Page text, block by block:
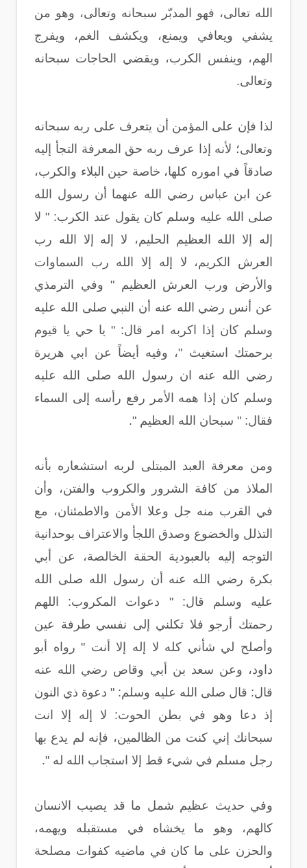
الله تعالى، فهو المدبّر سبحانه وتعالى، وهو من
يشفي ويعافي ويمنع، ويكشف الغم، ويفرج
الهم، وينفس الكرب، ويقضي الحاجات سبحانه
وتعالى.
لذا فإن على المؤمن أن يتعرف على ربه سبحانه
وتعالى؛ لأنه إذا عرف ربه حق المعرفة التجأ إليه
صادقاً في اموره كلها، خاصة حين البلاء والكرب،
عن ابن عباس رضي الله عنهما أن رسول الله
صلى الله عليه وسلم كان يقول عند الكرب: " لا
إله إلا الله العظيم الحليم، لا إله إلا الله رب
العرش الكريم، لا إله إلا الله رب السماوات
والأرض ورب العرش العظيم " وفي الترمذي
عن أنس رضي الله عنه أن النبي صلى الله عليه
وسلم كان إذا اكربه امر قال: " يا حي يا قيوم
برحمتك استغيث "، وفيه أيضاً عن ابي هريرة
رضي الله عنه ان رسول الله صلى الله عليه
وسلم كان إذا همه الأمر رفع رأسه إلى السماء
فقال: " سبحان الله العظيم ".
ومن معرفة العبد المبتلى لربه استشعاره بأنه
الملاذ من كافة الشرور والكروب والفتن، وأن
في القرب منه جل وعلا الأمن والاطمئنان، مع
التذلل والخضوع وصدق اللجأ والاعتراف بوحدانية
التوجه إليه بالعبودية الحقة الخالصة، عن أبي
بكرة رضي الله عنه أن رسول الله صلى الله
عليه وسلم قال: " دعوات المكروب: اللهم
رحمتك أرجو فلا تكلني إلى نفسي طرفة عين
وأصلح لي شأني كله لا إله إلا أنت " رواه أبو
داود، وعن سعد بن أبي وقاص رضي الله عنه
قال: قال صلى الله عليه وسلم: " دعوة ذي النون
إذ دعا وهو في بطن الحوت: لا إله إلا انت
سبحانك إني كنت من الظالمين، فإنه لم يدع بها
رجل مسلم في شيء قط إلا استجاب الله له ".
وفي حديث عظيم شمل ما قد يصيب الانسان
كالهم، وهو ما يخشاه في مستقبله ويهمه،
والحزن على ما كان في ماضيه كفوات مصلحة